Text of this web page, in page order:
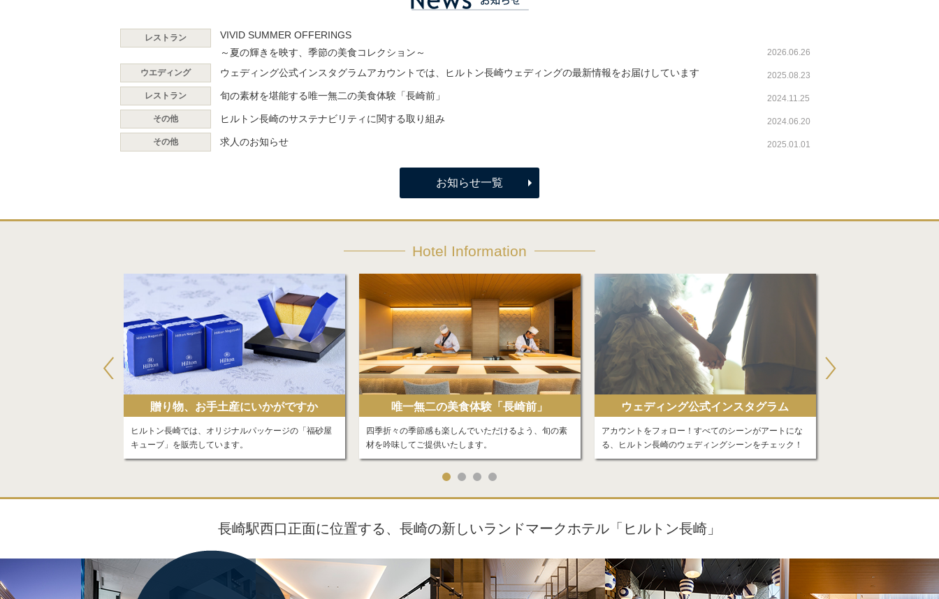
レストラン
VIVID SUMMER OFFERINGS
～夏の輝きを映す、季節の美食コレクション～
2026.06.26
ウエディング ウェディング公式インスタグラムアカウントでは、ヒルトン長崎ウェディングの最新情報をお届けしています 2025.08.23
レストラン 旬の素材を堪能する唯一無二の美食体験「長崎前」 2024.11.25
その他 ヒルトン長崎のサステナビリティに関する取り組み 2024.06.20
その他 求人のお知らせ 2025.01.01
お知らせ一覧
Hotel Information
贈り物、お手土産にいかがですか
ヒルトン長崎では、オリジナルパッケージの「福砂屋
キューブ」を販売しています。
唯一無二の美食体験「長崎前」
四季折々の季節感も楽しんでいただけるよう、旬の素
材を吟味してご提供いたします。
ウェディング公式インスタグラム
アカウントをフォロー！すべてのシーンがアートにな
る、ヒルトン長崎のウェディングシーンをチェック！
長崎駅西口正面に位置する、長崎の新しいランドマークホテル「ヒルトン長崎」